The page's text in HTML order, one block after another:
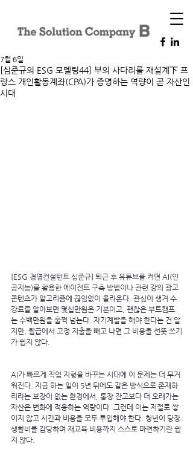
[심준규의 ESG 모델링44] 부의 사다리를 재설계下 프
랑스 개인활동계좌(CPA)가 증명하는 역량이 곧 자산인
시대
7월 6일
[ESG 경영컨설턴트 심준규] 퇴근 후 유튜브를 켜면 AI(인
공지능)를 활용한 에이전트 구축 방법이나 관련 강의 광고
콘텐츠가 알고리즘에 끊임없이 올라온다. 관심이 생겨 수
강료를 알아보면 몇십만원은 기본이고, 괜찮은 부트캠프
는 수백만원을 훌쩍 넘는다. 자기계발을 해야 한다는 건 알
지만, 월급에서 고정 지출을 빼고 나면 그 비용을 선뜻 쓰기
가 쉽지 않다.
AI가 빠르게 직업 지형을 바꾸는 시대에 이 문제는 더 무거
워진다. 지금 하는 일이 5년 뒤에도 같은 방식으로 존재하
리라는 보장이 없는 환경에서, 통장 잔고보다 더 오래가는
자산은 변화에 적응하는 역량이다. 그런데 이는 저절로 쌓
이지 않고 시간과 비용을 모두 투입해야 한다. 청년이 당장
생활비를 감당하며 재교육 비용까지 스스로 마련하기란 쉽
지 않다.